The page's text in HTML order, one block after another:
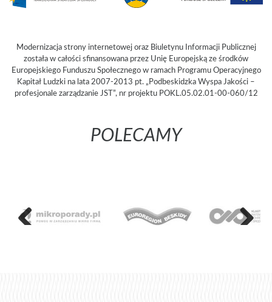
Modernizacja strony internetowej oraz Biuletynu Informacji Publicznej
została w całości sfinansowana przez Unię Europejską ze środków
Europejskiego Funduszu Społecznego w ramach Programu Operacyjnego
Kapitał Ludzki na lata 2007-2013 pt. „Podbeskidzka Wyspa Jakości –
profesjonale zarządzanie JST”, nr projektu POKL.05.02.01-00-060/12
POLECAMY